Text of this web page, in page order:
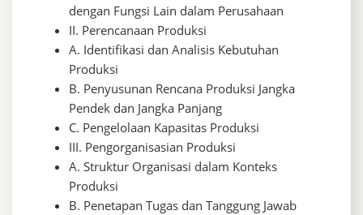
dengan Fungsi Lain dalam Perusahaan
II. Perencanaan Produksi
A. Identifikasi dan Analisis Kebutuhan
Produksi
B. Penyusunan Rencana Produksi Jangka
Pendek dan Jangka Panjang
C. Pengelolaan Kapasitas Produksi
III. Pengorganisasian Produksi
A. Struktur Organisasi dalam Konteks
Produksi
B. Penetapan Tugas dan Tanggung Jawab